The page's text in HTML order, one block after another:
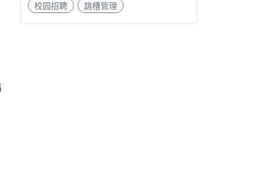
校园招聘
跳槽管理